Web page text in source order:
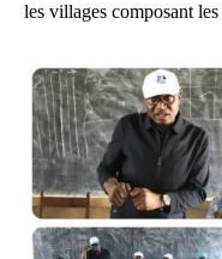
les villages composant